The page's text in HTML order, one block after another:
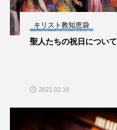
キリスト教知恵袋
聖人たちの祝日について
2021.02.16